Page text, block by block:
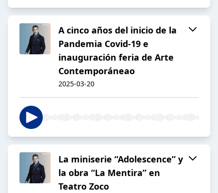
A cinco años del inicio de la
Pandemia Covid-19 e
inauguración feria de Arte
Contemporáneao
2025-03-20
La miniserie “Adolescence” y
la obra “La Mentira” en
Teatro Zoco